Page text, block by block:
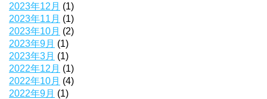
2023年12月 (1)
2023年11月 (1)
2023年10月 (2)
2023年9月 (1)
2023年3月 (1)
2022年12月 (1)
2022年10月 (4)
2022年9月 (1)